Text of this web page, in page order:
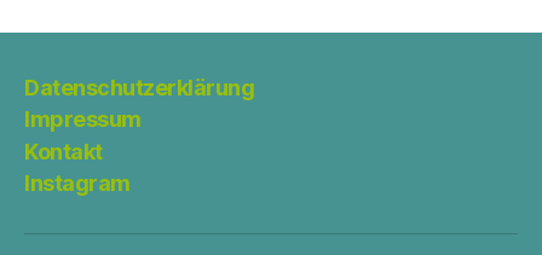
Datenschutzerklärung
Impressum
Kontakt
Instagram